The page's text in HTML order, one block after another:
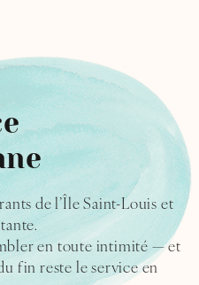
de l’Île Saint-Louis et
en toute intimité — et
fin reste le service en